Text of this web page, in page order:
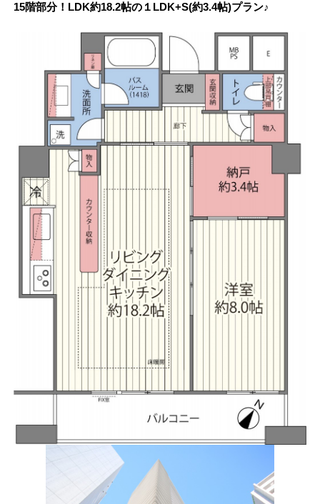
15階部分！LDK約18.2帖の１LDK+S(約3.4帖)プラン♪